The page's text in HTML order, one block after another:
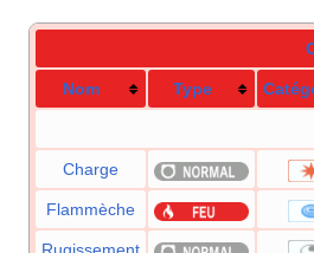
Nom Type
Charge
Flammèche